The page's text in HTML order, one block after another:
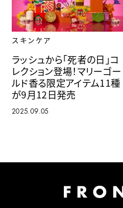
スキンケア
ラッシュから「死者の日」コ
レクション登場！マリーゴー
ルド香る限定アイテム11種
が9月12日発売
2025.09.05